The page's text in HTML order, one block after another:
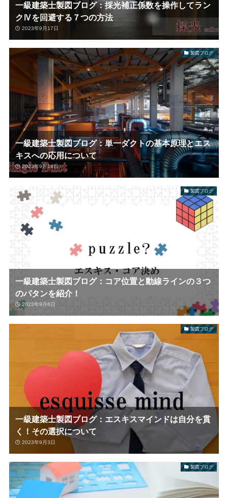
一級建築士製図ブログ：採光補正係数を操作してラン
クⅣを回避する７つの方法
2023年9月17日
製図ブログ
一級建築士製図ブログ：単一ダクトの基本原理とエス
キスへの応用について
2023年9月14日
製図ブログ
一級建築士製図ブログ：コア位置と動線ラインの３つ
のパタンを紹介！
2023年9月6日
製図ブログ
一級建築士製図ブログ：エスキスマインドは自分を貫
く！その選択について
2023年9月3日
製図ブログ